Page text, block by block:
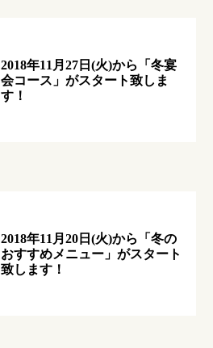
2018年11月27日(火)から「冬宴
会コース」がスタート致しま
す！
2018年11月20日(火)から「冬の
おすすめメニュー」がスタート
致します！